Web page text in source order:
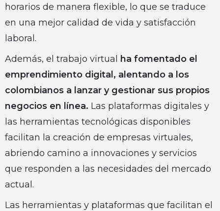
horarios de manera flexible, lo que se traduce
en una mejor calidad de vida y satisfacción
laboral.
Además, el trabajo virtual ha fomentado el
emprendimiento digital, alentando a los
colombianos a lanzar y gestionar sus propios
negocios en línea. Las plataformas digitales y
las herramientas tecnológicas disponibles
facilitan la creación de empresas virtuales,
abriendo camino a innovaciones y servicios
que responden a las necesidades del mercado
actual.
Las herramientas y plataformas que facilitan el